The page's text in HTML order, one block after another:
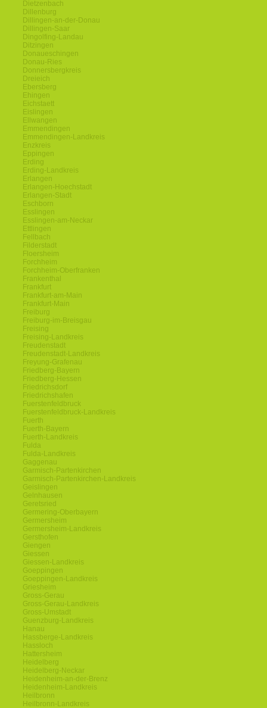
Dietzenbach
Dillenburg
Dillingen-an-der-Donau
Dillingen-Saar
Dingolfing-Landau
Ditzingen
Donaueschingen
Donau-Ries
Donnersbergkreis
Dreieich
Ebersberg
Ehingen
Eichstaett
Eislingen
Ellwangen
Emmendingen
Emmendingen-Landkreis
Enzkreis
Eppingen
Erding
Erding-Landkreis
Erlangen
Erlangen-Hoechstadt
Erlangen-Stadt
Eschborn
Esslingen
Esslingen-am-Neckar
Ettlingen
Fellbach
Filderstadt
Floersheim
Forchheim
Forchheim-Oberfranken
Frankenthal
Frankfurt
Frankfurt-am-Main
Frankfurt-Main
Freiburg
Freiburg-im-Breisgau
Freising
Freising-Landkreis
Freudenstadt
Freudenstadt-Landkreis
Freyung-Grafenau
Friedberg-Bayern
Friedberg-Hessen
Friedrichsdorf
Friedrichshafen
Fuerstenfeldbruck
Fuerstenfeldbruck-Landkreis
Fuerth
Fuerth-Bayern
Fuerth-Landkreis
Fulda
Fulda-Landkreis
Gaggenau
Garmisch-Partenkirchen
Garmisch-Partenkirchen-Landkreis
Geislingen
Gelnhausen
Geretsried
Germering-Oberbayern
Germersheim
Germersheim-Landkreis
Gersthofen
Giengen
Giessen
Giessen-Landkreis
Goeppingen
Goeppingen-Landkreis
Griesheim
Gross-Gerau
Gross-Gerau-Landkreis
Gross-Umstadt
Guenzburg-Landkreis
Hanau
Hassberge-Landkreis
Hassloch
Hattersheim
Heidelberg
Heidelberg-Neckar
Heidenheim-an-der-Brenz
Heidenheim-Landkreis
Heilbronn
Heilbronn-Landkreis